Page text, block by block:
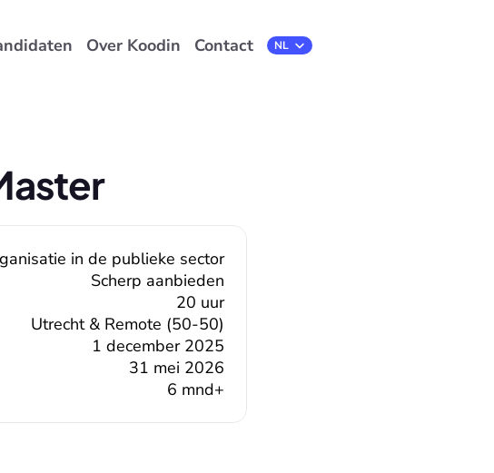
Over Koodin Contact Select Language
NL
1 december 2025
31 mei 2026
6 mnd+
in de publieke sector
Scherp aanbieden
20 uur
Utrecht & Remote (50-50)